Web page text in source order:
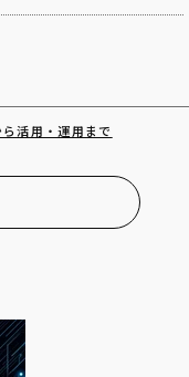
活用・運用まで